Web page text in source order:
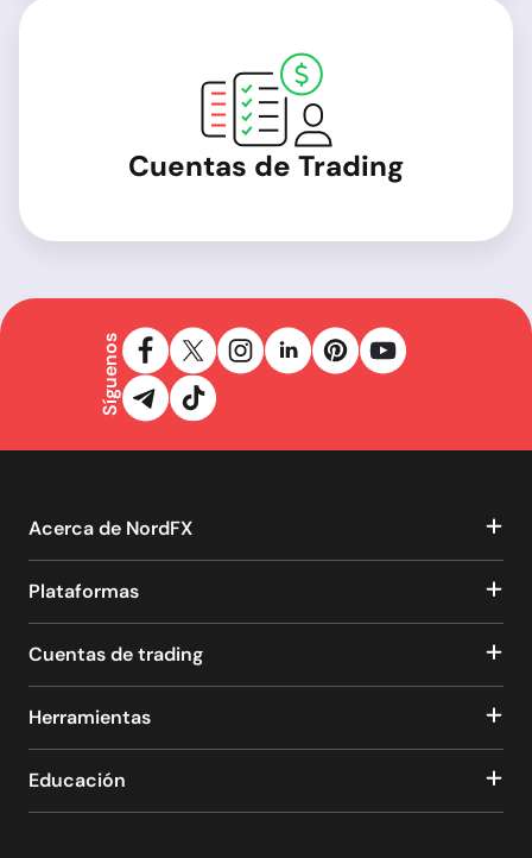
Cuentas de Trading
Síguenos
Acerca de NordFX
Plataformas
Cuentas de trading
Herramientas
Educación